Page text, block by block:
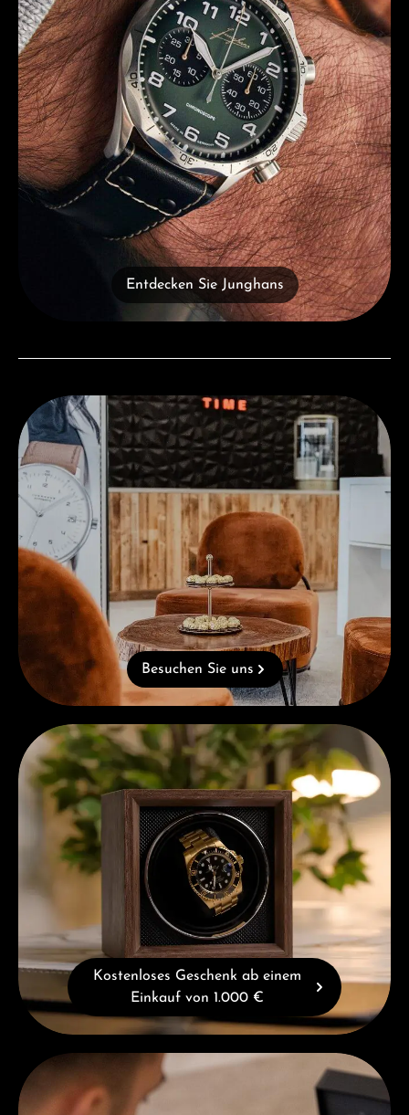
Entdecken Sie Junghans
Besuchen Sie uns
Besuchen Sie uns
Kostenloses Geschenk ab einem Einkauf von 1.000 €
Kostenloses Geschenk ab einem
Einkauf von 1.000 €
Beratung erhalten